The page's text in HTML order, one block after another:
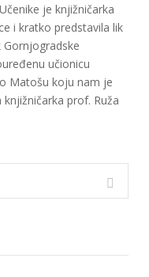
je knjižničarka
i kratko predstavila lik
učionicu
Matošu koju nam je
prof. Ruža